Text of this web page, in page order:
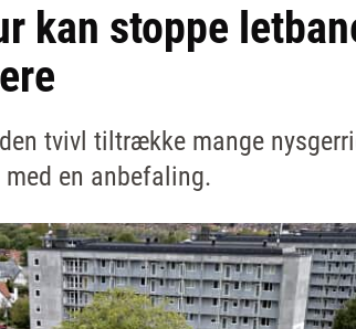
kan stoppe
tvivl tiltrække mange
med en anbefaling.